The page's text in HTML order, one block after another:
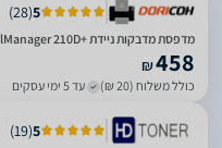
5
(
28
)
מדפסת מדבקות ניידת +‎DYMO LabelManager 210D
₪458
כולל משלוח (20 ₪) עד 5 ימי עסקים
5
(
19
)